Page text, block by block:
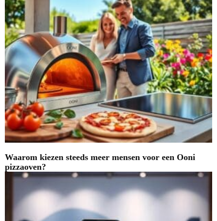
Waarom kiezen steeds meer mensen voor een Ooni
pizzaoven?